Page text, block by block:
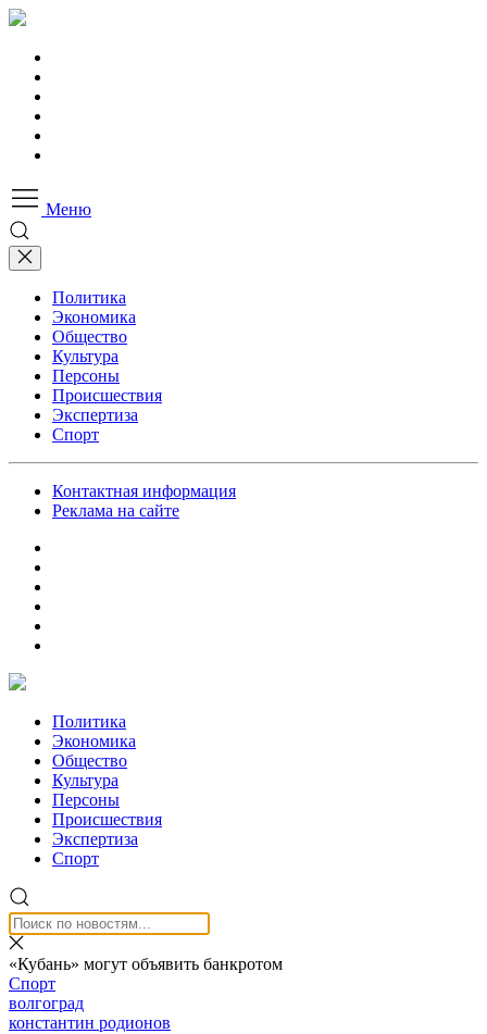
Меню
Политика
Экономика
Общество
Культура
Персоны
Происшествия
Экспертиза
Спорт
Контактная информация
Реклама на сайте
Политика
Экономика
Общество
Культура
Персоны
Происшествия
Экспертиза
Спорт
«Кубань» могут объявить банкротом
Спорт
волгоград
константин родионов